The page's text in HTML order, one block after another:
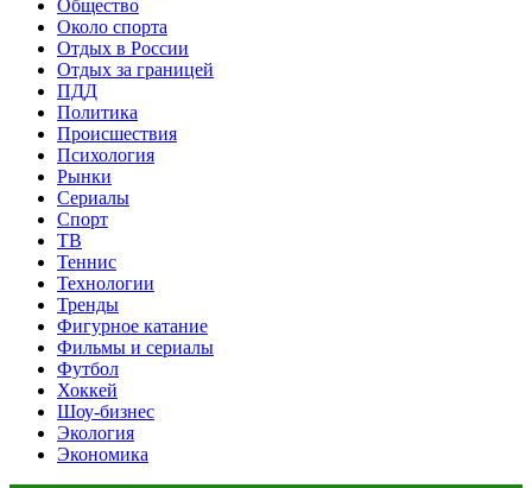
Общество
Около спорта
Отдых в России
Отдых за границей
ПДД
Политика
Происшествия
Психология
Рынки
Сериалы
Спорт
ТВ
Теннис
Технологии
Тренды
Фигурное катание
Фильмы и сериалы
Футбол
Хоккей
Шоу-бизнес
Экология
Экономика